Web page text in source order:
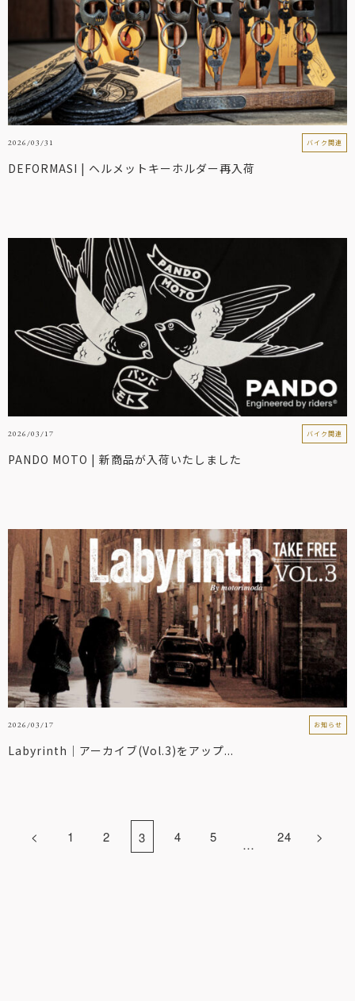
2026/03/31 バイク関連
DEFORMASI | ヘルメットキーホルダー再入荷
2026/03/17 バイク関連
PANDO MOTO | 新商品が入荷いたしました
2026/03/17 お知らせ
Labyrinth｜アーカイブ(Vol.3)をアップ...
< 1 2 3 4 5 … 24 >